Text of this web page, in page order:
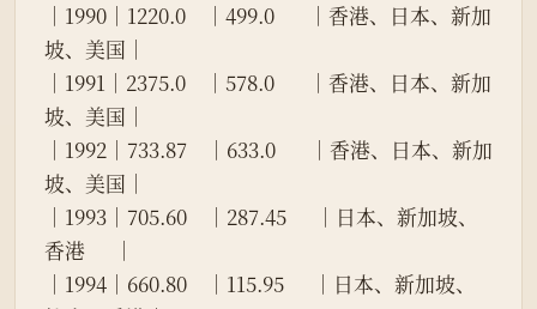
│1990│1220.0    │499.0       │香港、日本、新加
坡、美国│
│1991│2375.0    │578.0       │香港、日本、新加
坡、美国│
│1992│733.87    │633.0       │香港、日本、新加
坡、美国│
│1993│705.60    │287.45      │日本、新加坡、
香港      │
│1994│660.80    │115.95      │日本、新加坡、